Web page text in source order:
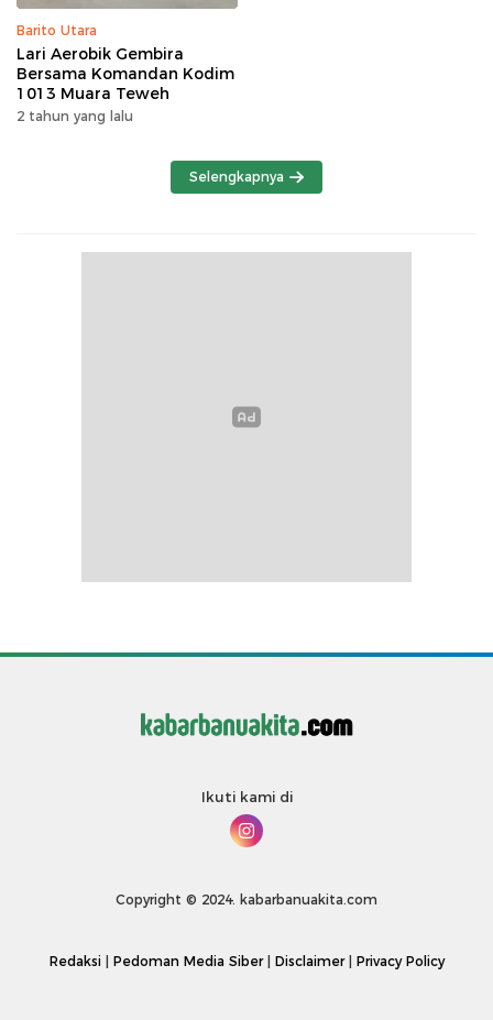
Barito Utara
Lari Aerobik Gembira
Bersama Komandan Kodim
1013 Muara Teweh
2 tahun yang lalu
Selengkapnya
Ikuti kami di
Copyright © 2024. kabarbanuakita.com
Redaksi Pedoman Media Siber| Disclaimer| Privacy Policy